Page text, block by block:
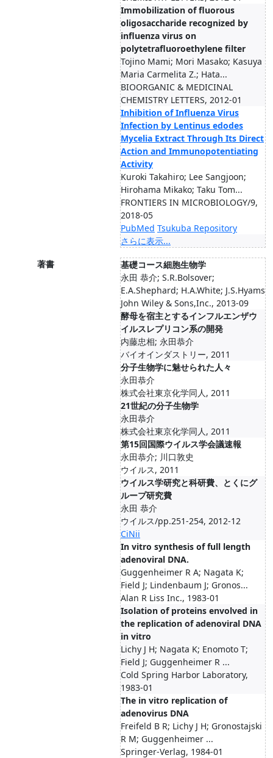
Immobilization of fluorous
oligosaccharide recognized by
influenza virus on
polytetrafluoroethylene filter
Tojino Mami; Mori Masako; Kasuya
Maria Carmelita Z.; Hata...
BIOORGANIC & MEDICINAL
CHEMISTRY LETTERS, 2012-01
Inhibition of Influenza Virus
Infection by Lentinus edodes
Mycelia Extract Through Its Direct
Action and Immunopotentiating
Activity
Kuroki Takahiro; Lee Sangjoon;
Hirohama Mikako; Taku Tom...
FRONTIERS IN MICROBIOLOGY/9,
2018-05
PubMed Tsukuba Repository
さらに表示...
著書
基礎コース細胞生物学
永田 恭介; S.R.Bolsover;
E.A.Shephard; H.A.White; J.S.Hyams
John Wiley & Sons,Inc., 2013-09
酵母を宿主とするインフルエンザウ
イルスレプリコン系の開発
内藤忠相; 永田恭介
バイオインダストリー, 2011
分子生物学に魅せられた人々
永田恭介
株式会社東京化学同人, 2011
21世紀の分子生物学
永田恭介
株式会社東京化学同人, 2011
第15回国際ウイルス学会議速報
永田恭介; 川口敦史
ウイルス, 2011
ウイルス学研究と科研費、とくにグ
ループ研究費
永田 恭介
ウイルス/pp.251-254, 2012-12
CiNii
In vitro synthesis of full length
adenoviral DNA.
Guggenheimer R A; Nagata K;
Field J; Lindenbaum J; Gronos...
Alan R Liss Inc., 1983-01
Isolation of proteins envolved in
the replication of adenoviral DNA
in vitro
Lichy J H; Nagata K; Enomoto T;
Field J; Guggenheimer R ...
Cold Spring Harbor Laboratory,
1983-01
The in vitro replication of
adenovirus DNA
Freifeld B R; Lichy J H; Gronostajski
R M; Guggenheimer ...
Springer-Verlag, 1984-01